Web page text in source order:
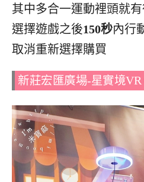
其中多合一運動裡頭就
選擇遊戲之後150秒內行
取消重新選擇購買
新莊宏匯廣場-星實境VR